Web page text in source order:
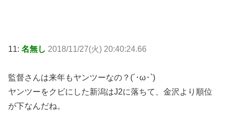
11: 名無し 2018/11/27(火) 20:40:24.66
監督さんは来年もヤンツーなの？(´･ω･`)
ヤンツーをクビにした新潟はJ2に落ちて、金沢より順位
が下なんだね。